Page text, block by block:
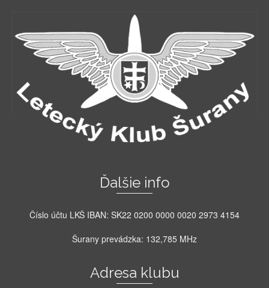
Ďalšie info
Číslo účtu LKŠ IBAN: SK22 0200 0000 0020 2973 4154
Šurany prevádzka: 132,785 MHz
Adresa klubu